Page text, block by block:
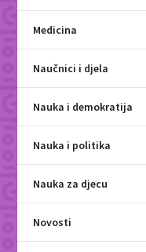
Medicina
Naučnici i djela
Nauka i demokratija
Nauka i politika
Nauka za djecu
Novosti